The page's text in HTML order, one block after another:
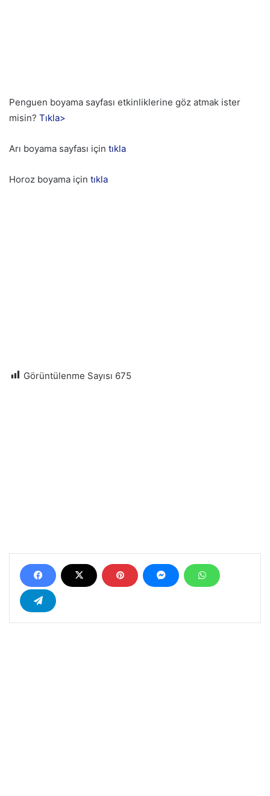
Penguen boyama sayfası etkinliklerine göz atmak ister
misin? Tıkla>
Arı boyama sayfası için tıkla
Horoz boyama için tıkla
Görüntülenme Sayısı 675